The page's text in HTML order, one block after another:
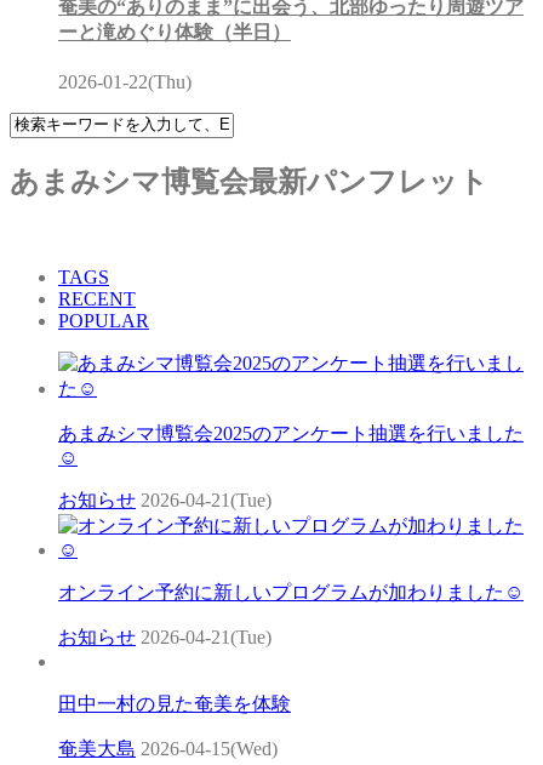
奄美の“ありのまま”に出会う、北部ゆったり周遊ツア
ーと滝めぐり体験（半日）
2026-01-22(Thu)
あまみシマ博覧会最新パンフレット
TAGS
RECENT
POPULAR
あまみシマ博覧会2025のアンケート抽選を行いました
☺
お知らせ 2026-04-21(Tue)
オンライン予約に新しいプログラムが加わりました☺
お知らせ 2026-04-21(Tue)
田中一村の見た奄美を体験
奄美大島 2026-04-15(Wed)